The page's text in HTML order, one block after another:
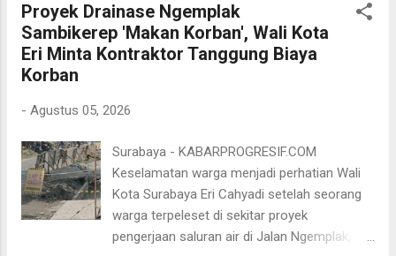
Surabaya Eri Cahyadi. Turut hadir dalam
kegiatan ini jajaran Forum Koordinasi
Pimpinan Daerah (Forkopimda), perwakilan
Polres Sidoarjo, Kodim, serta Kejaksaan.
mengungkapkan rasa bangganya kepada
para peserta terpilih. Dari ratusan pemuda
yang mengikuti proses seleksi, sebanyak 98
pemuda terbaik. Terdiri dari 49 putra dan 49
putri berhasil lolos untuk bertugas di tingkat
Proyek Drainase Ngemplak
Sambikerep 'Makan Korban', Wali Kota
Eri Minta Kontraktor Tanggung Biaya
Korban
- Agustus 05, 2026
Surabaya - KABARPROGRESIF.COM
Keselamatan warga menjadi perhatian Wali
Kota Surabaya Eri Cahyadi setelah seorang
warga terpeleset di sekitar proyek
pengerjaan saluran air di Jalan Ngemplak,